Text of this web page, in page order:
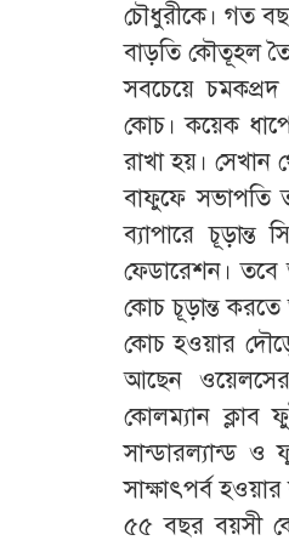
চৌধুরীকে। গত
বাড়তি কৌতূহল
সবচেয়ে
কোচ। কয়েক
রাখা হয়। সেখান
বাফুফে সভাপতি
ব্যাপারে
ফেডারেশন। তবে
কোচ চূড়ান্ত
কোচ হওয়ার
আছেন
কোলম্যান ক্লাব
সান্ডারল্যান্ড
সাক্ষাৎপর্ব
৫৫ বছর বয়সী